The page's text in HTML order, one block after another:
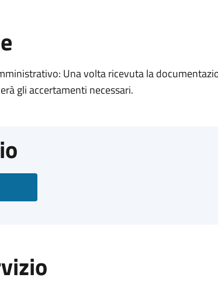
Una volta ricevuta la
gli accertamenti necessari.